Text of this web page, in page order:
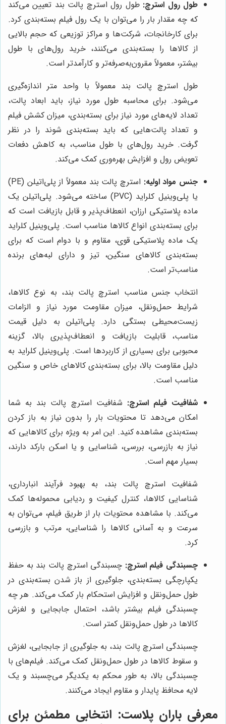
طول رول استرچ: طول رول استرچ پالت بند تعیین می‌کند
که چه مقدار بار را می‌توان با یک رول فیلم بسته‌بندی کرد.
برای کارخانجات، شرکت‌ها و مراکز توزیعی که حجم بالایی
از کالاها را بسته‌بندی می‌کنند، خرید رول‌های با طول
بیشتر، معمولاً مقرون‌به‌صرفه‌تر و کارآمدتر است.
طول استرچ پالت بند معمولاً با واحد متر اندازه‌گیری
می‌شود. برای محاسبه طول مورد نیاز، باید ابعاد پالت،
تعداد لایه‌های مورد نیاز برای بسته‌بندی، میزان کشش فیلم
و تعداد پالت‌هایی که باید بسته‌بندی شوند را در نظر
گرفت. خرید رول‌های با طول مناسب، به کاهش دفعات
تعویض رول و افزایش بهره‌وری کمک می‌کند.
جنس مواد اولیه:
استرچ پالت بند معمولاً از پلی‌اتیلن (PE)
یا پلی‌وینیل کلراید (PVC) ساخته می‌شود. پلی‌اتیلن یک
ماده پلاستیکی ارزان، انعطاف‌پذیر و قابل بازیافت است که
برای بسته‌بندی انواع کالاها مناسب است. پلی‌وینیل کلراید
یک ماده پلاستیکی قوی، مقاوم و با دوام است که برای
بسته‌بندی کالاهای سنگین، تیز و دارای لبه‌های برنده
مناسب‌تر است.
انتخاب جنس مناسب استرچ پالت بند، به نوع کالاها،
شرایط حمل‌ونقل، میزان مقاومت مورد نیاز و الزامات
زیست‌محیطی بستگی دارد. پلی‌اتیلن به دلیل قیمت
مناسب، قابلیت بازیافت و انعطاف‌پذیری بالا، گزینه
محبوبی برای بسیاری از کاربردها است. پلی‌وینیل کلراید به
دلیل مقاومت بالا، برای بسته‌بندی کالاهای خاص و سنگین
مناسب است.
شفافیت فیلم استرچ: شفافیت استرچ پالت بند به شما
امکان می‌دهد تا محتویات بار را بدون نیاز به باز کردن
بسته‌بندی مشاهده کنید. این امر به ویژه برای کالاهایی که
نیاز به بازرسی، بررسی، شناسایی و یا اسکن بارکد دارند،
بسیار مهم است.
شفافیت استرچ پالت بند، به بهبود فرآیند انبارداری،
شناسایی کالاها، کنترل کیفیت و ردیابی محموله‌ها کمک
می‌کند. با مشاهده محتویات بار از طریق فیلم، می‌توان به
سرعت و به آسانی کالاها را شناسایی، مرتب و بازرسی
کرد.
چسبندگی فیلم استرچ: چسبندگی استرچ پالت بند به حفظ
یکپارچگی بسته‌بندی، جلوگیری از باز شدن بسته‌بندی در
طول حمل‌ونقل و افزایش استحکام بار کمک می‌کند. هر چه
چسبندگی فیلم بیشتر باشد، احتمال جابجایی و لغزش
کالاها در طول حمل‌ونقل کمتر است.
چسبندگی استرچ پالت بند، به جلوگیری از جابجایی، لغزش
و سقوط کالاها در طول حمل‌ونقل کمک می‌کند. فیلم‌های با
چسبندگی بالا، به طور محکم به یکدیگر می‌چسبند و یک
لایه محافظ پایدار و مقاوم ایجاد می‌کنند.
معرفی باران پلاست: انتخابی مطمئن برای